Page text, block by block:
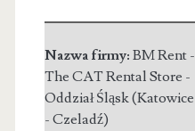
Nazwa firmy: BM Rent -
The CAT Rental Store -
Oddział Śląsk (Katowice
- Czeladź)